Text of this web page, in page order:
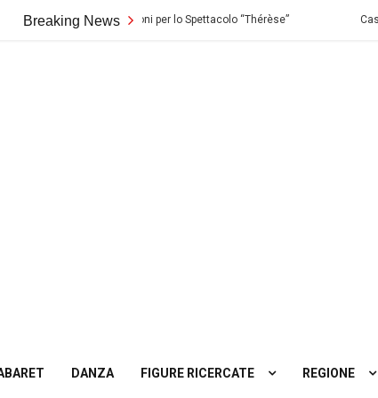
Breaking News
di Palermo: Audizioni per lo Spettacolo “Thérèse” Casting in
DANZA FIGURE RICERCATE REGIONE